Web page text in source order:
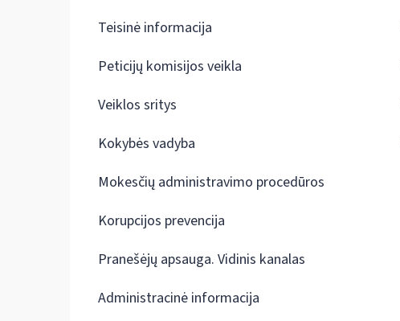
Teisinė informacija
Peticijų komisijos veikla
Veiklos sritys
Kokybės vadyba
Mokesčių administravimo procedūros
Korupcijos prevencija
Pranešėjų apsauga. Vidinis kanalas
Administracinė informacija